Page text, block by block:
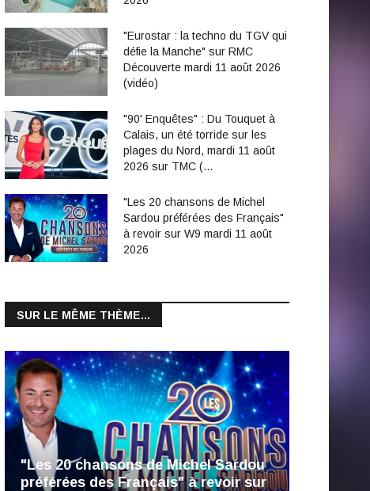
"Eurostar : la techno du TGV qui
défie la Manche" sur RMC
Découverte mardi 11 août 2026
(vidéo)
"90' Enquêtes" : Du Touquet à
Calais, un été torride sur les
plages du Nord, mardi 11 août
2026 sur TMC (…
"Les 20 chansons de Michel
Sardou préférées des Français"
à revoir sur W9 mardi 11 août
2026
SUR LE MÊME THÈME...
"Les 20 chansons de Michel Sardou
préférées des Français" à revoir sur